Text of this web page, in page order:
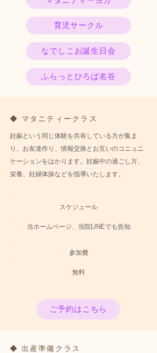
育児サークル
なでしこお誕生日会
ふらっとひろば名谷
◆ マタニティークラス
妊娠という同じ体験を共有している方が集ま
り、お友達作り、情報交換とお互いのコニュニ
ケーションをはかります。妊娠中の過ごし方、
栄養、妊婦体操などを指導いたします。
スケジュール
当ホームページ、当院LINEでも告知
​参加費
無料
ご予約はこちら
◆ 出産準備クラス